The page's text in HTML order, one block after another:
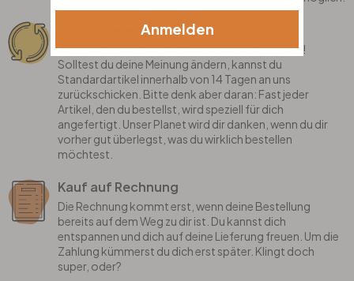
Rückgaberecht
Deine Zufriedenheit steht bei uns an erster Stelle!
Solltest du deine Meinung ändern, kannst du
Standardartikel innerhalb von 14 Tagen an uns
zurückschicken. Bitte denk aber daran: Fast jeder
Artikel, den du bestellst, wird speziell für dich
angefertigt. Unser Planet wird dir danken, wenn du dir
vorher gut überlegst, was du wirklich bestellen
möchtest.
Kauf auf Rechnung
Die Rechnung kommt erst, wenn deine Bestellung
bereits auf dem Weg zu dir ist. Du kannst dich
entspannen und dich auf deine Lieferung freuen. Um die
Zahlung kümmerst du dich erst später. Klingt doch
super, oder?
Anmelden